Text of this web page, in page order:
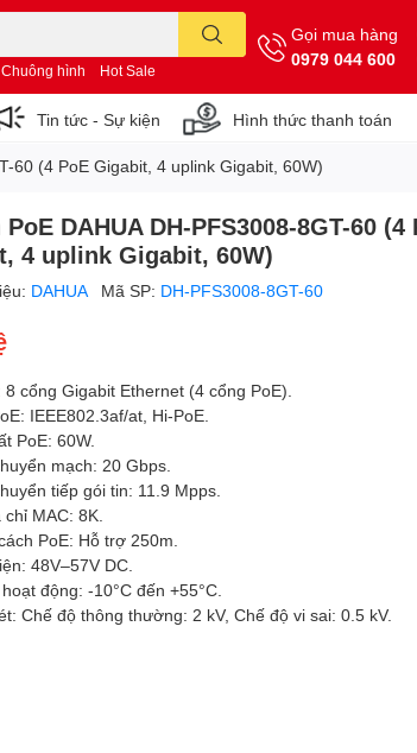
Chuông hình Hot Sale
Gọi mua hàng
0979 044 600
Tin tức - Sự kiện Hình thức thanh toán
60 (4 PoE Gigabit, 4 uplink Gigabit, 60W)
DAHUA DH-PFS3008-8GT-60 (4
4 uplink Gigabit, 60W)
DAHUA Mã SP: DH-PFS3008-8GT-60
8 cổng Gigabit Ethernet (4 cổng PoE).
IEEE802.3af/at, Hi-PoE.
PoE: 60W.
mạch: 20 Gbps.
tiếp gói tin: 11.9 Mpps.
chỉ MAC: 8K.
PoE: Hỗ trợ 250m.
48V–57V DC.
động: -10°C đến +55°C.
Chế độ thông thường: 2 kV, Chế độ vi sai: 0.5 kV.